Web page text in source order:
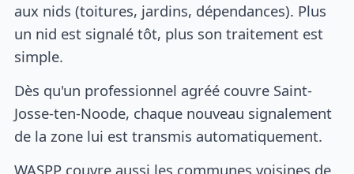
aux nids (toitures, jardins, dépendances). Plus
un nid est signalé tôt, plus son traitement est
simple.
Dès qu'un professionnel agréé couvre Saint-
Josse-ten-Noode, chaque nouveau signalement
de la zone lui est transmis automatiquement.
WASPP couvre aussi les communes voisines de